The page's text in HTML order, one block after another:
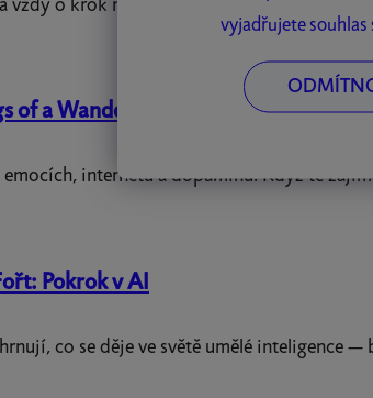
vyjadřujete
vždy o krok napřed. Leticia si teď sice dává
of a Wandering Mind
internetu a dopaminu. Když tě
Pokrok v AI
co se děje ve světě umělé inteligence